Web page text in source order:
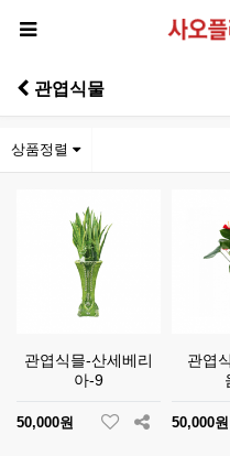
관엽식물
상품정렬
관엽식믈-산세베리
아-9
50,000원
관엽
50,000원